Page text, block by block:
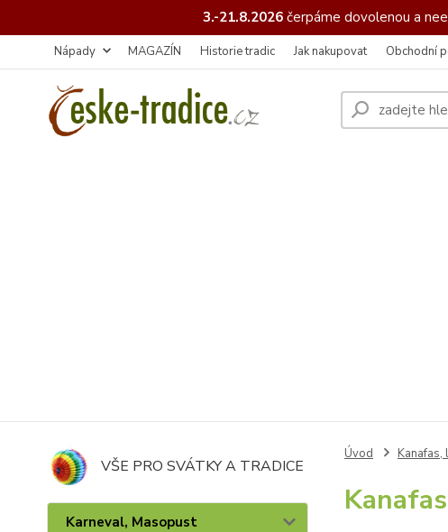
3.-21.8.2026čerpáme dovolenou a
Nápady MAGAZÍN Historie tradic Jak nakupovat Obchodní
VŠE PRO SVÁTKY A TRADICE
Karneval, Masopust
Úvod Kanafas,